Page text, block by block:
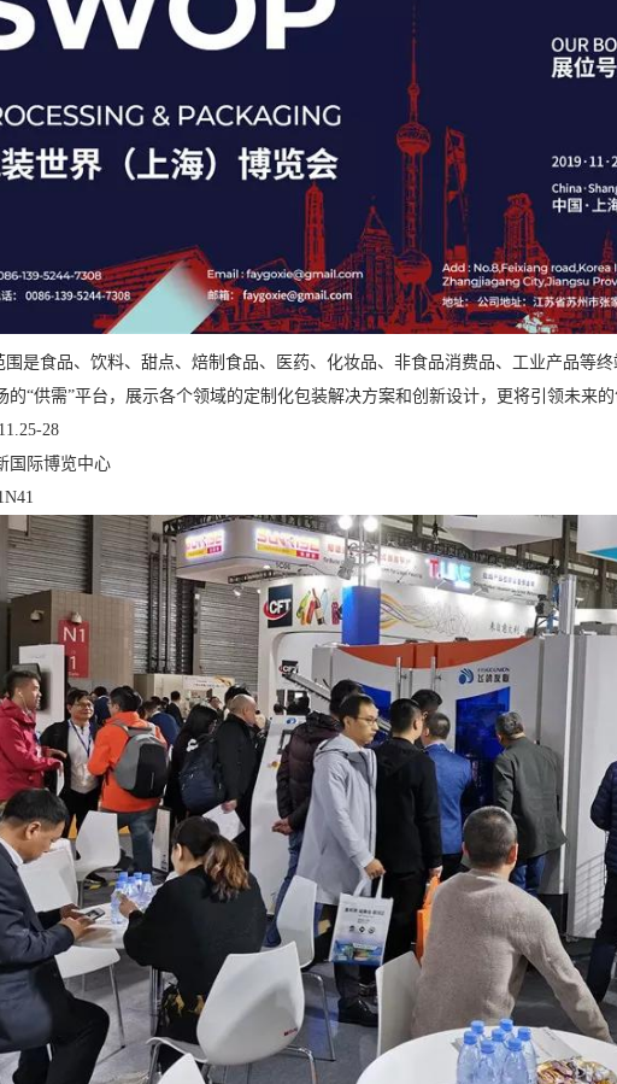
围是食品、饮料、甜点、焙制食品、医药、化妆品、非食品消费品、工业产品等
的“供需”平台，展示各个领域的定制化包装解决方案和创新设计，更将引领未来的
28
国际博览中心